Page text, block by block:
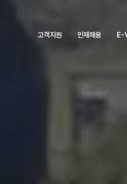
고객지원 인재채용 E-